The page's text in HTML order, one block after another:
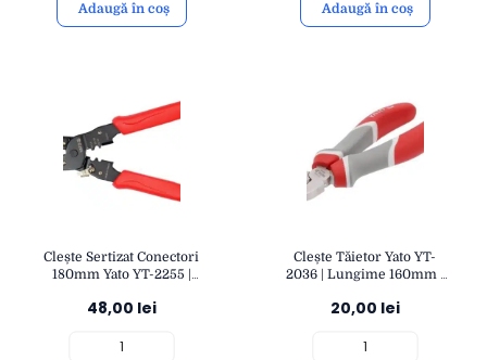
Adaugă în coș Adaugă în coș
Clește Sertizat Conectori
180mm Yato YT-2255 |
Conectori Electrici |
YATO
48,00 lei
Clește Tăietor Yato YT-
2036 | Lungime 160mm |
Cabluri și Materiale
20,00 lei